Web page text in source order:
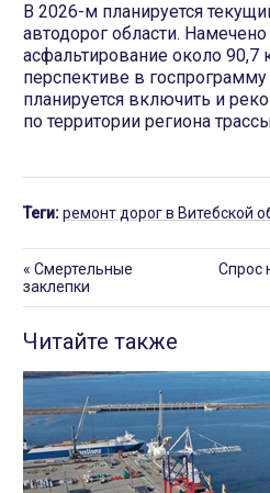
В 2026-м планируется
автодорог области.
асфальтирование около 90,7
перспективе в
планируется включить и
по территории региона
Теги:ремонт дорог в Витебской
« Смертельные
заклепки
Спрос
Читайте также